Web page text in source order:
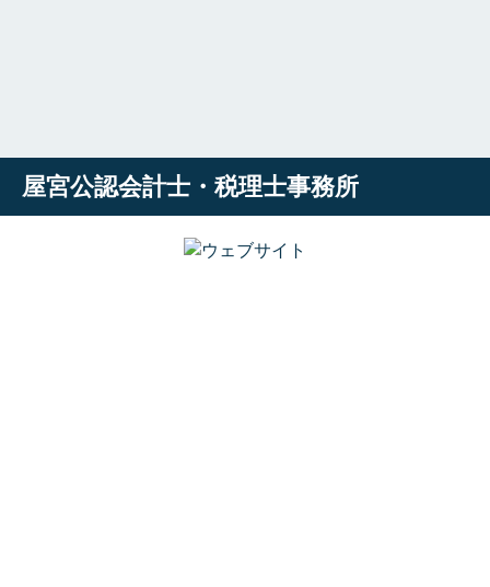
屋宮公認会計士・税理士事務所